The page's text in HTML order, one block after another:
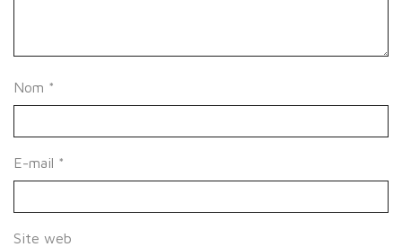
Nom *
E-mail *
Site web